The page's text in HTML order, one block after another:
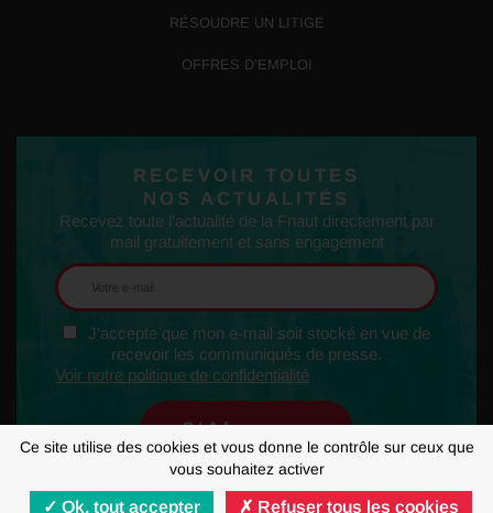
Ce site utilise des cookies et vous donne le contrôle sur ceux que
vous souhaitez activer
Ok, tout accepter Refuser tous les cookies
RÉSOUDRE UN LITIGE
OFFRES D’EMPLOI
RECEVOIR TOUTES
NOS ACTUALITÉS
Recevez toute l'actualité de la Fnaut directement par
mail gratuitement et sans engagement
J'accepte que mon e-mail soit stocké en vue de
recevoir les communiqués de presse.
Voir notre politique de confidentialité